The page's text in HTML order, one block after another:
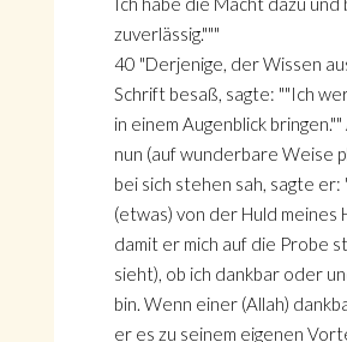
zuverlässig."""
40 "Derjenige, der Wissen
Schrift besaß, sagte: ""Ich
in einem Augenblick
nun (auf wunderbare Weise
bei sich stehen sah, sagte er:
(etwas) von der Huld meines
damit er mich auf die Probe
sieht), ob ich dankbar oder
bin. Wenn einer (Allah)
er es zu seinem eigenen